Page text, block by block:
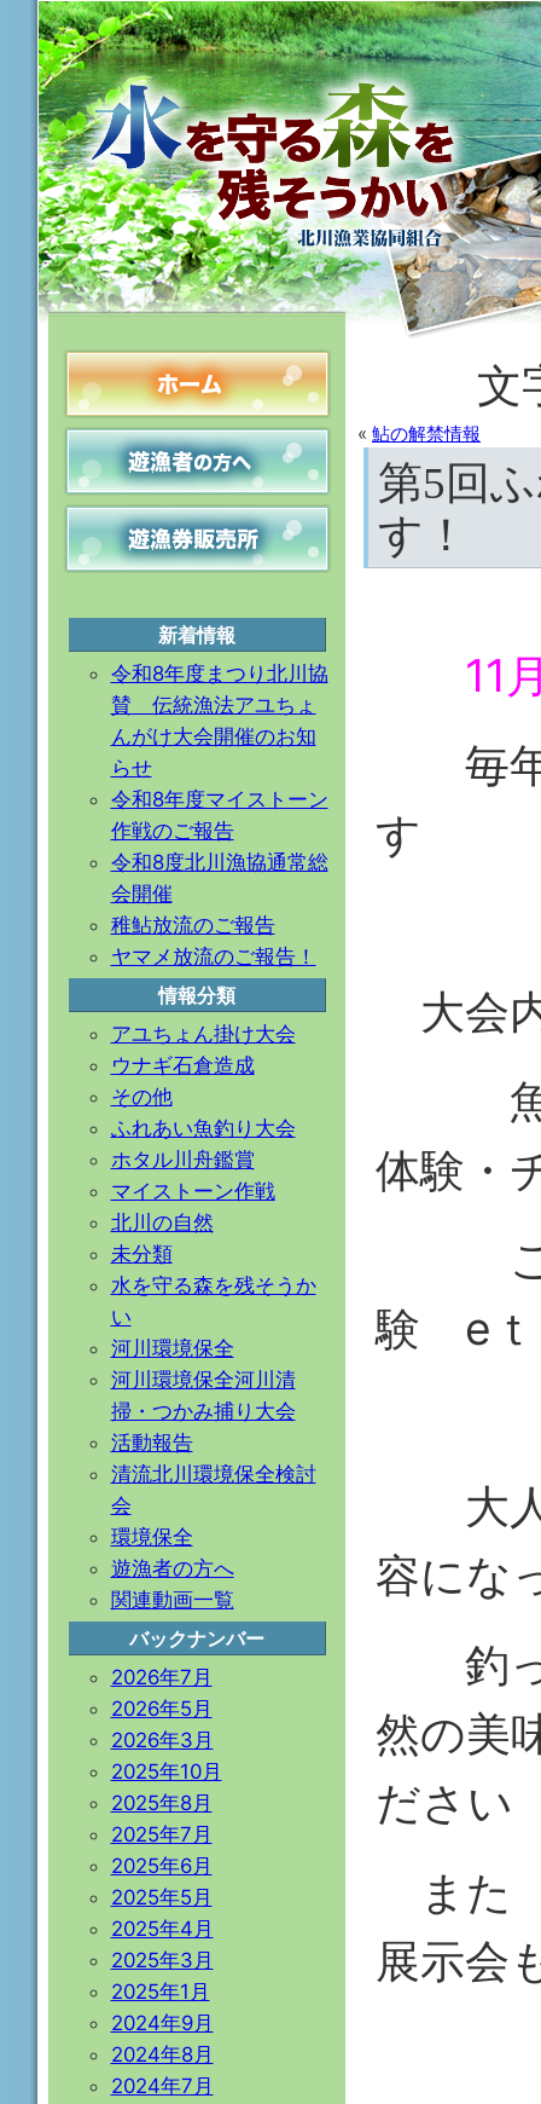
文
« 鮎の解禁情報
第5回
す！
11
毎年
す
大会
魚釣
体験・
こど
験 e
大人
容にな
釣っ
然の美
ださい
また
展示会
新着情報
令和8年度まつり北川協
賛 伝統漁法アユちょ
んがけ大会開催のお知
らせ
令和8年度マイストーン
作戦のご報告
令和8度北川漁協通常総
会開催
稚鮎放流のご報告
ヤマメ放流のご報告！
情報分類
アユちょん掛け大会
ウナギ石倉造成
その他
ふれあい魚釣り大会
ホタル川舟鑑賞
マイストーン作戦
北川の自然
未分類
水を守る森を残そうか
い
河川環境保全
河川環境保全河川清
掃・つかみ捕り大会
活動報告
清流北川環境保全検討
会
環境保全
遊漁者の方へ
関連動画一覧
バックナンバー
2026年7月
2026年5月
2026年3月
2025年10月
2025年8月
2025年7月
2025年6月
2025年5月
2025年4月
2025年3月
2025年1月
2024年9月
2024年8月
2024年7月